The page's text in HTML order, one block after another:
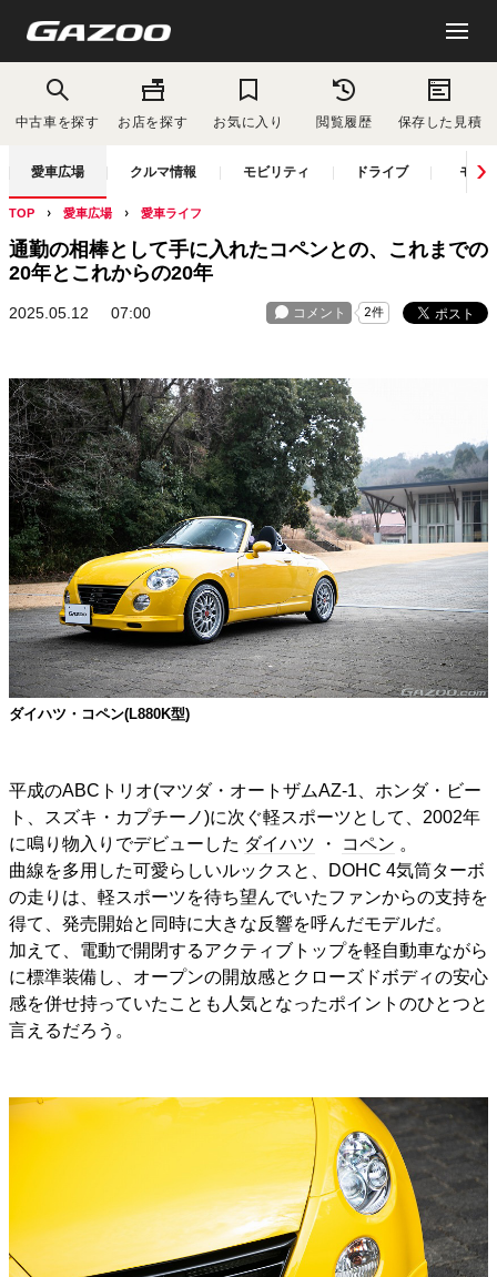
中古車を探す お店を探す お気に入り 閲覧履歴 保存した見積
愛車広場 クルマ情報 モビリティ ドライブ モー
TOP 愛車広場 愛車ライフ
通勤の相棒として手に入れたコペンとの、これまでの
20年とこれからの20年
2025.05.12 07:00
ダイハツ・コペン(L880K型)
平成のABCトリオ(マツダ・オートザムAZ-1、ホンダ・ビー
ト、スズキ・カプチーノ)に次ぐ軽スポーツとして、2002年
に鳴り物入りでデビューした ダイハツ ・ コペン 。
曲線を多用した可愛らしいルックスと、DOHC 4気筒ターボ
の走りは、軽スポーツを待ち望んでいたファンからの支持を
得て、発売開始と同時に大きな反響を呼んだモデルだ。
加えて、電動で開閉するアクティブトップを軽自動車ながら
に標準装備し、オープンの開放感とクローズドボディの安心
感を併せ持っていたことも人気となったポイントのひとつと
言えるだろう。